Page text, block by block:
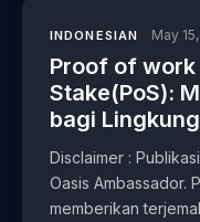
INDONESIAN May
Proof of work
Stake(PoS):
bagi
Disclaimer :
Oasis Ambassador.
memberikan